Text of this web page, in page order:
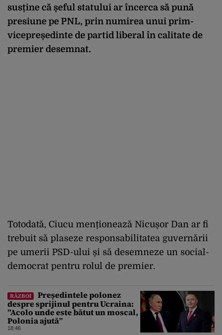
susține că șeful statului ar încerca să pună
presiune pe PNL, prin numirea unui prim-
vicepreședinte de partid liberal în calitate de
premier desemnat.
Totodată, Ciucu menționează Nicușor Dan ar fi
trebuit să plaseze responsabilitatea guvernării
pe umerii PSD-ului și să desemneze un social-
democrat pentru rolul de premier.
RĂZBOI
Președintele polonez
despre sprijinul pentru Ucraina:
”Acolo unde este bătut un moscal,
Polonia ajută”
18:46